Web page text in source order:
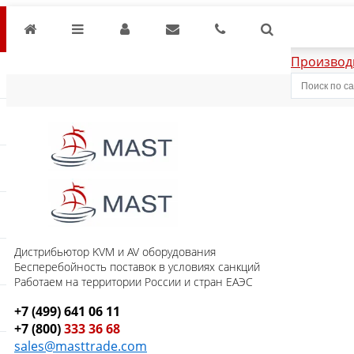
Дистрибьютор KVM и AV оборудования
Бесперебойность поставок в условиях санкций
Работаем на территории России и стран ЕАЭС
+7 (499) 641 06 11
+7 (800)333 36 68
sales@masttrade.com